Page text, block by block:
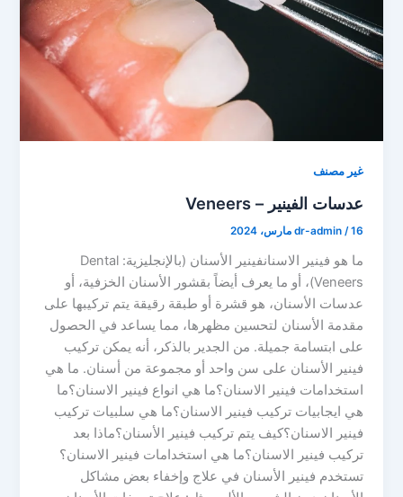
غير مصنف
عدسات الفينير – Veneers
dr-admin /16 مارس، 2024
ما هو فينير الاسنانفينير الأسنان (بالإنجليزية: Dental
Veneers)، أو ما يعرف أيضاً بقشور الأسنان الخزفية، أو
عدسات الأسنان، هو قشرة أو طبقة رقيقة يتم تركيبها على
مقدمة الأسنان لتحسين مظهرها، مما يساعد في الحصول
على ابتسامة جميلة. من الجدير بالذكر، أنه يمكن تركيب
فينير الأسنان على سن واحد أو مجموعة من أسنان. ما هي
استخدامات فينير الاسنان؟ما هي انواع فينير الاسنان؟ما
هي ايجابيات تركيب فينير الاسنان؟ما هي سلبيات تركيب
فينير الاسنان؟كيف يتم تركيب فينير الأسنان؟ماذا بعد
تركيب فينير الاسنان؟ما هي استخدامات فينير الاسنان؟
تستخدم فينير الأسنان في علاج وإخفاء بعض مشاكل